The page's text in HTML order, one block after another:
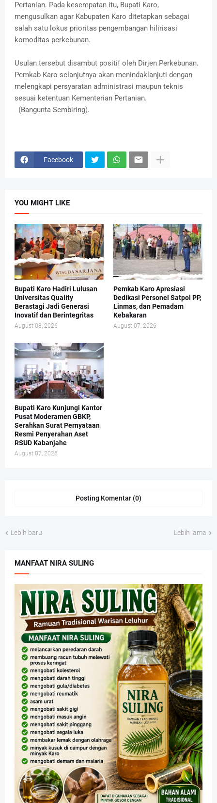
Pertanian. Pada kesempatan itu, Bupati Karo,
mengusulkan agar Kabupaten Karo ditetapkan sebagai
salah satu lokus prioritas pengembangan hilirisasi
komoditas perkebunan.
Usulan tersebut disambut positif oleh Dirjen Perkebunan.
Pemkab Karo selanjutnya akan menindaklanjuti dengan
melengkapi persyaratan administrasi maupun teknis
sesuai ketentuan Kementerian Pertanian.
(Bangunta Sembiring).
Facebook
YOU MIGHT LIKE
Bupati Karo Hadiri Lulusan
Universitas Quality
Berastagi Jadi Generasi
Inovatif dan Berintegritas
August 08, 2026
Pemkab Karo Apresiasi
Dedikasi Personel Satpol PP,
Linmas, dan Pemadam
Kebakaran
August 07, 2026
Bupati Karo Kunjungi Kantor
Pusat Moderamen GBKP,
Serahkan Surat Pernyataan
Resmi Penyerahan Aset
RSUD Kabanjahe
August 07, 2026
Posting Komentar (0)
Lebih baru Lebih lama
MANFAAT NIRA SULING